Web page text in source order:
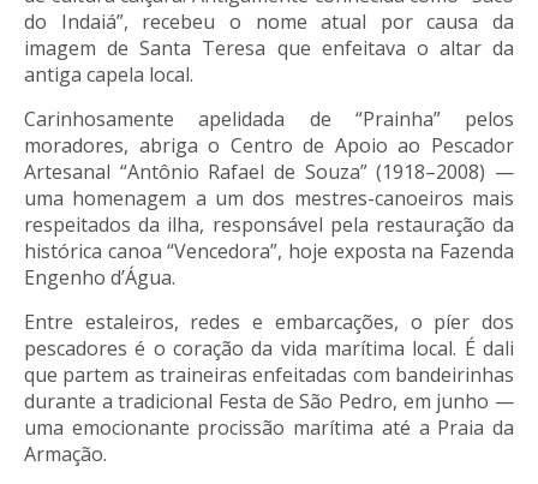
do Indaiá”, recebeu o nome atual por causa da
imagem de Santa Teresa que enfeitava o altar da
antiga capela local.
Carinhosamente apelidada de “Prainha” pelos
moradores, abriga o Centro de Apoio ao Pescador
Artesanal “Antônio Rafael de Souza” (1918–2008) —
uma homenagem a um dos mestres-canoeiros mais
respeitados da ilha, responsável pela restauração da
histórica canoa “Vencedora”, hoje exposta na Fazenda
Engenho d’Água.
Entre estaleiros, redes e embarcações, o píer dos
pescadores é o coração da vida marítima local. É dali
que partem as traineiras enfeitadas com bandeirinhas
durante a tradicional Festa de São Pedro, em junho —
uma emocionante procissão marítima até a Praia da
Armação.